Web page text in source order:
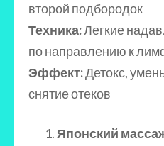
второй подбородок
Техника:Легкие
по направлению к
Эффект:Детокс,
снятие отеков
Японский